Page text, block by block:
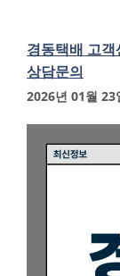
경동택배 고
상담문의
2026년 01월 23